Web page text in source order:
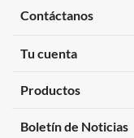
Contáctanos
Tu cuenta
Productos
Boletín de Noticias